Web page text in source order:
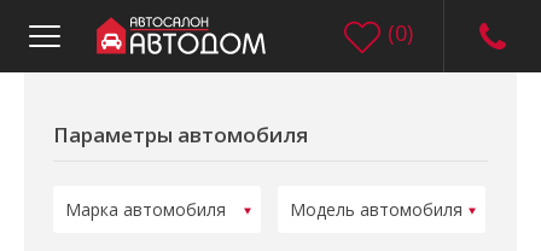
(0)
Параметры автомобиля